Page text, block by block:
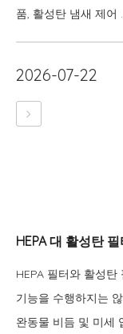
품, 활성탄 냄새 제어
2026-07-22
HEPA 대 활성탄
HEPA 필터와 활성
기능을 수행하지는
완동물 비듬 및 미세